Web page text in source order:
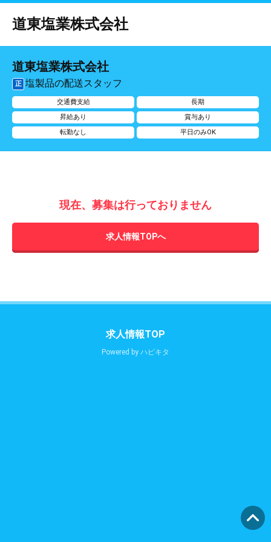
道東塩業株式会社
道東塩業株式会社
正 塩製品の配送スタッフ
交通費支給
長期
昇給あり
賞与あり
転勤なし
平日のみOK
現在、募集は行っておりません
求人情報TOPへ
求人情報TOP
Powered by ハピキタ